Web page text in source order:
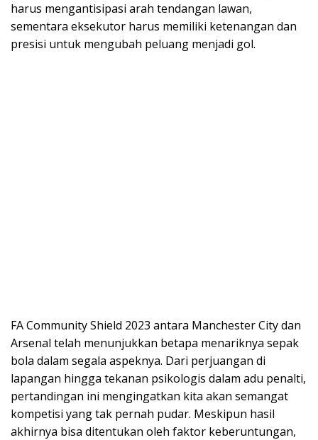
harus mengantisipasi arah tendangan lawan,
sementara eksekutor harus memiliki ketenangan dan
presisi untuk mengubah peluang menjadi gol.
FA Community Shield 2023 antara Manchester City dan
Arsenal telah menunjukkan betapa menariknya sepak
bola dalam segala aspeknya. Dari perjuangan di
lapangan hingga tekanan psikologis dalam adu penalti,
pertandingan ini mengingatkan kita akan semangat
kompetisi yang tak pernah pudar. Meskipun hasil
akhirnya bisa ditentukan oleh faktor keberuntungan,